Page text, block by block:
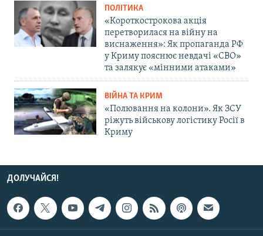
ПОЛІТИКА
«Короткострокова акція
перетворилася на війну на
виснаження»: Як пропаганда РФ
у Криму пояснює невдачі «СВО»
та залякує «мінними атаками»
ВІЙНА ТА КРИМ
«Полювання на колони». Як ЗСУ
ріжуть військову логістику Росії в
Криму
ДОЛУЧАЙСЯ!